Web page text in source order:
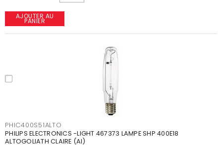
AJOUTER AU
PANIER
PHIC400S51ALTO
PHILIPS ELECTRONICS -LIGHT 467373 LAMPE SHP 400E18
ALTOGOLIATH CLAIRE (AI)